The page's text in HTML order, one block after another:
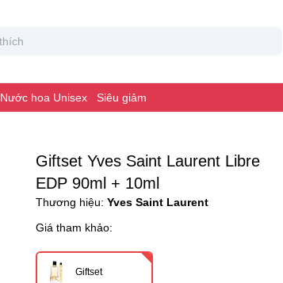
Nước hoa Unisex Siêu giảm
Giftset Yves Saint Laurent Libre
EDP 90ml + 10ml
Thương hiệu: Yves Saint Laurent
Giá tham khảo:
Giftset